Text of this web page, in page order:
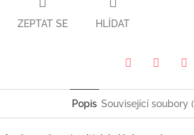
ZEPTAT SE HLÍDAT
Popis Související soubory